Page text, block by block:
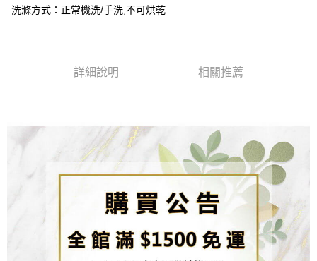
1.本服務係由「台灣大哥大股份有限公司」（以下簡稱本公司）所提供，讓
資料（包含姓名、電話或地址）提供予台灣大哥大進項蒐集、處理及利用，
由本公司與您本人進行分期帳單所需資料之確認、核對及更正。
ATM／網路銀行／等多元方式進行付款，方視為交易完成。
是否繳費成功／繳費後需取消欲退款等相關疑問，請聯繫「AFTEE先享後付
易，需依本服務之必要範圍內提供個人資料，並將交易相關給付款項請求債
權轉讓予恩沛科技股份有限公司。
２．關於個人資料處理事宜，請瀏覽以下網址：
https://aftee.tw/terms/#terms3
３．未成年的使用者請事先徵得法定代理人或監護人之同意方可使用
「AFTEE先享後付」，若未經同意申辦者引起之損失，本公司不負相關責
４．使用「AFTEE先享後付」時，將依據個別帳號之用戶狀況，依本公司即
時審查核予不同之上限額度；若仍有額度不足之情形，本公司將視審查結果
請求用戶進行身份認證。
每筆NT$80，滿NT$1,500(含以上)免運費
海外配送
洗滌方式：正常機洗/手洗,不可烘乾
詳細說明 相關推薦